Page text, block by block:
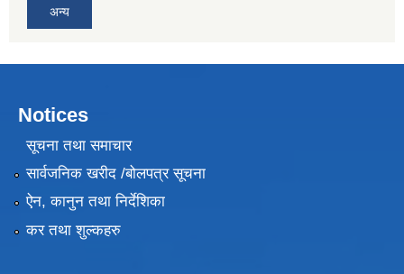
अन्य
Notices
सूचना तथा समाचार
सार्वजनिक खरीद /बोलपत्र सूचना
ऐन, कानुन तथा निर्देशिका
कर तथा शुल्कहरु